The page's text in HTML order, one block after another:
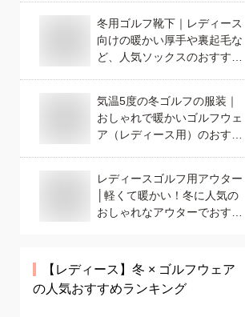
冬用ゴルフ靴下｜レディース
向けの暖かい厚手や裏起毛な
ど、人気ソックスのおすすめ
気温5度の冬ゴルフの服装｜
おしゃれで暖かいゴルフウェ
ア（レディース用）のおすす
レディースゴルフ用アウター
│軽くて暖かい！冬に人気の
おしゃれなアウターでおすす
【レディース】 冬 × ゴルフウェア
の人気おすすめランキング